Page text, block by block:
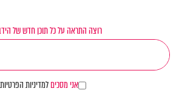
רוצה התראה על כל תוכן חדש של
אני מסכיםלמדיניות הפרטיות